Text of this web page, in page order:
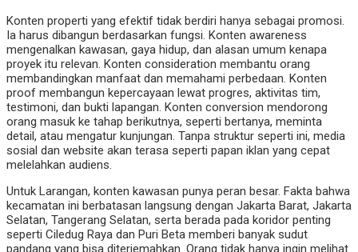
Konten properti yang efektif tidak berdiri hanya sebagai promosi.
Ia harus dibangun berdasarkan fungsi. Konten awareness
mengenalkan kawasan, gaya hidup, dan alasan umum kenapa
proyek itu relevan. Konten consideration membantu orang
membandingkan manfaat dan memahami perbedaan. Konten
proof membangun kepercayaan lewat progres, aktivitas tim,
testimoni, dan bukti lapangan. Konten conversion mendorong
orang masuk ke tahap berikutnya, seperti bertanya, meminta
detail, atau mengatur kunjungan. Tanpa struktur seperti ini, media
sosial dan website akan terasa seperti papan iklan yang cepat
melelahkan audiens.
Untuk Larangan, konten kawasan punya peran besar. Fakta bahwa
kecamatan ini berbatasan langsung dengan Jakarta Barat, Jakarta
Selatan, Tangerang Selatan, serta berada pada koridor penting
seperti Ciledug Raya dan Puri Beta memberi banyak sudut
pandang yang bisa diterjemahkan. Orang tidak hanya ingin melihat